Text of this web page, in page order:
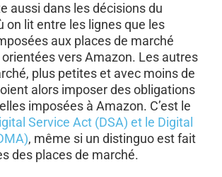
aussi dans les décisions du
on lit entre les lignes que les
aux places de marché
vers Amazon. Les autres
plus petites et avec moins de
alors imposer des obligations
imposées à Amazon. C’est le
Service Act (DSA) et le Digital
, même si un distinguo est fait
des places de marché.